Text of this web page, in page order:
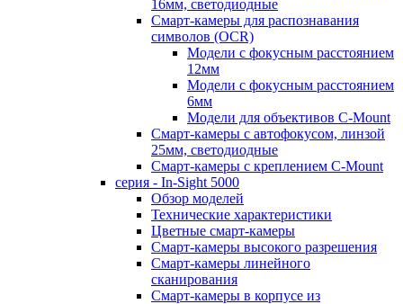
16мм, светодиодные
Смарт-камеры для распознавания
символов (OCR)
Модели с фокусным расстоянием
12мм
Модели с фокусным расстоянием
6мм
Модели для объективов C-Mount
Смарт-камеры с автофокусом, линзой
25мм, светодиодные
Смарт-камеры с креплением C-Mount
серия - In-Sight 5000
Обзор моделей
Технические характеристики
Цветные смарт-камеры
Смарт-камеры высокого разрешения
Смарт-камеры линейного
сканирования
Смарт-камеры в корпусе из